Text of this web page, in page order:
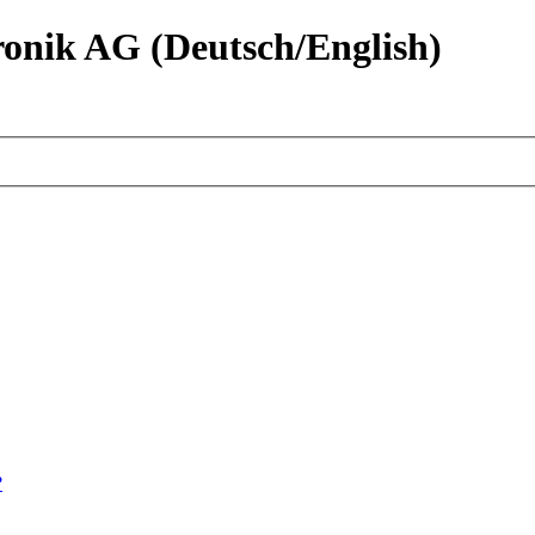
AG (Deutsch/English)